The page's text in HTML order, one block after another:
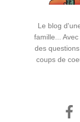
Le blog
famille...
des
coups de